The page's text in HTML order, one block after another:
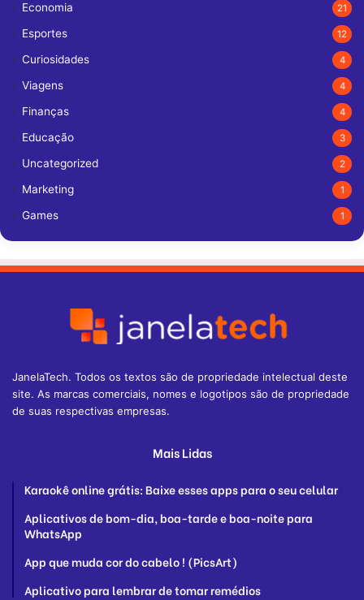
Economia 21
Esportes 12
Curiosidades 4
Viagens 4
Finanças 4
Educação 3
Uncategorized 2
Marketing 1
Games 1
JanelaTech. Todos os textos são de propriedade intelectual deste
site. As marcas comerciais, nomes e logotipos são de propriedade
de suas respectivas empresas.
Mais Lidas
Karaokê online grátis: Baixe esses apps para o seu celular
Aplicativos de bom-dia, boa-tarde e boa-noite para
WhatsApp
App que muda cor do cabelo ! (PicsArt)
Aplicativo para lembrar de tomar remédios